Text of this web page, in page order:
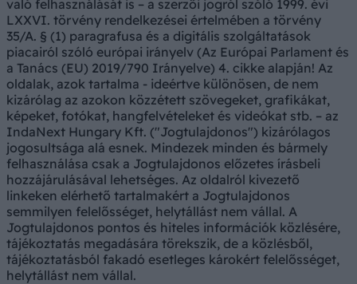
való felhasználását is – a szerzői jogról szóló 1999. évi
LXXVI. törvény rendelkezései értelmében a törvény
35/A. § (1) paragrafusa és a digitális szolgáltatások
piacairól szóló európai irányelv (Az Európai Parlament és
a Tanács (EU) 2019/790 Irányelve) 4. cikke alapján! Az
oldalak, azok tartalma - ideértve különösen, de nem
kizárólag az azokon közzétett szövegeket, grafikákat,
képeket, fotókat, hangfelvételeket és videókat stb. – az
IndaNext Hungary Kft. ("Jogtulajdonos") kizárólagos
jogosultsága alá esnek. Mindezek minden és bármely
felhasználása csak a Jogtulajdonos előzetes írásbeli
hozzájárulásával lehetséges. Az oldalról kivezető
linkeken elérhető tartalmakért a Jogtulajdonos
semmilyen felelősséget, helytállást nem vállal. A
Jogtulajdonos pontos és hiteles információk közlésére,
tájékoztatás megadására törekszik, de a közlésből,
tájékoztatásból fakadó esetleges károkért felelősséget,
helytállást nem vállal.